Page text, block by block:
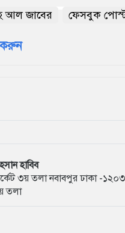
আল জাবের ফেসবুক
করুন
হাবিব
৩য় তলা নবাবপুর ঢাকা -১২০৩
তলা